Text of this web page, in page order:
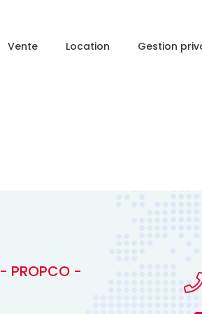
Vente Location Gestion
- PROPCO -